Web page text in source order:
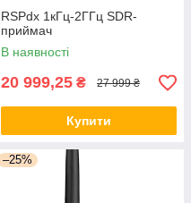
RSPdx 1кГц-2ГГц SDR-
приймач
В наявності
20 999,25 ₴ 27 999 ₴
Купити
–25%